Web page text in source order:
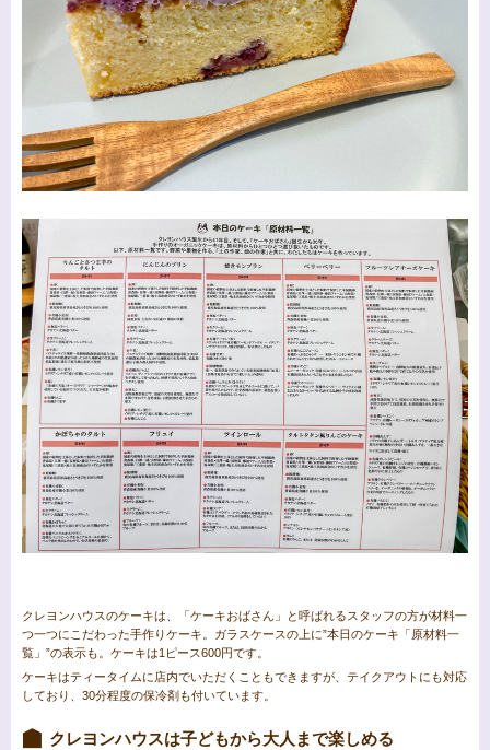
クレヨンハウスのケーキは、「ケーキおばさん」と呼ばれるスタッフの方が材料一
つ一つにこだわった手作りケーキ。ガラスケースの上に”本日のケーキ「原材料一
覧」”の表示も。ケーキは1ピース600円です。
ケーキはティータイムに店内でいただくこともできますが、テイクアウトにも対応
しており、30分程度の保冷剤も付いています。
クレヨンハウスは子どもから大人まで楽しめる